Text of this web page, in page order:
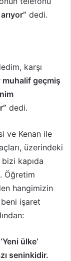
dedi.
karşı
muhalif geçmiş
dedi.
ve Kenan ile
üzerindeki
kapıda
Öğretim
hangimizin
işaret
ülke’
seninkidir.